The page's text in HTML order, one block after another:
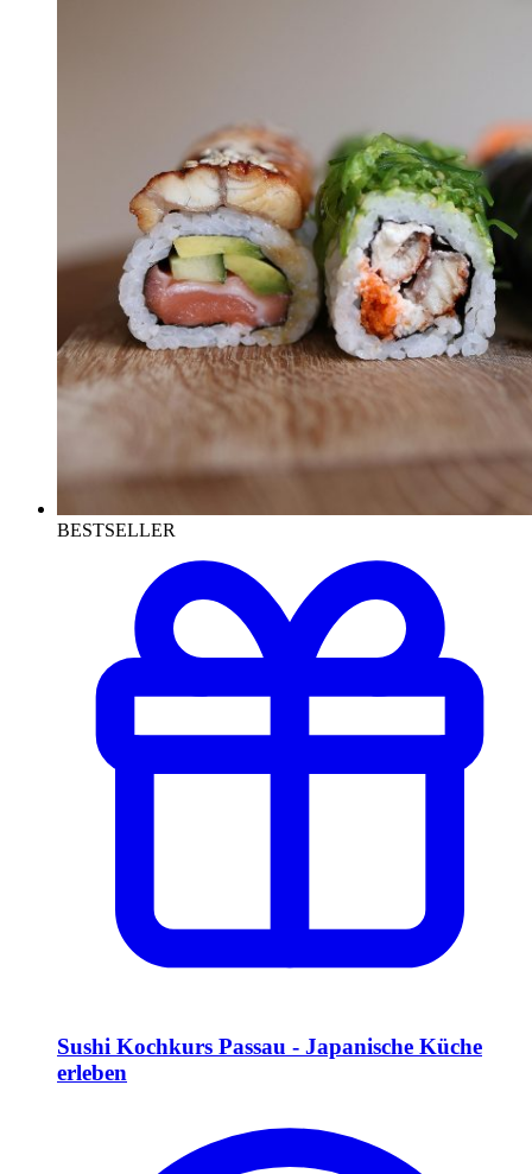
BESTSELLER
Sushi Kochkurs Passau - Japanische Küche
erleben